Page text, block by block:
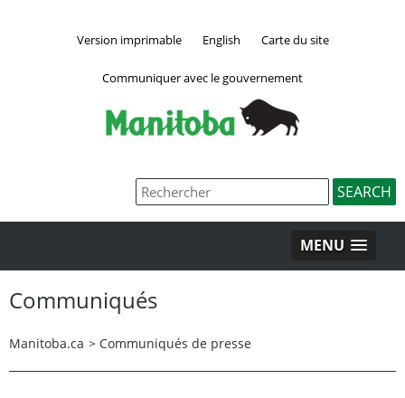
Version imprimable English Carte du site
Communiquer avec le gouvernement
MENU
Communiqués
Manitoba.ca > Communiqués de presse